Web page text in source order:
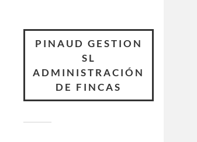
PINAUD GESTION
SL
ADMINISTRACIÓN
DE FINCAS